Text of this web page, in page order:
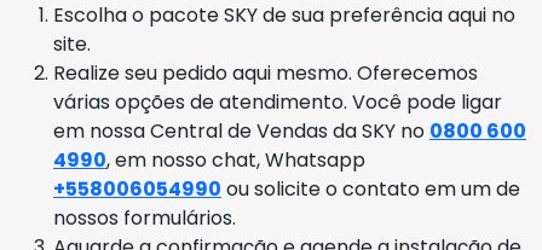
Escolha o pacote SKY de sua preferência aqui no
site.
Realize seu pedido aqui mesmo. Oferecemos
várias opções de atendimento. Você pode ligar
em nossa Central de Vendas da SKY no 0800 600
4990, em nosso chat, Whatsapp
+558006054990 ou solicite o contato em um de
nossos formulários.